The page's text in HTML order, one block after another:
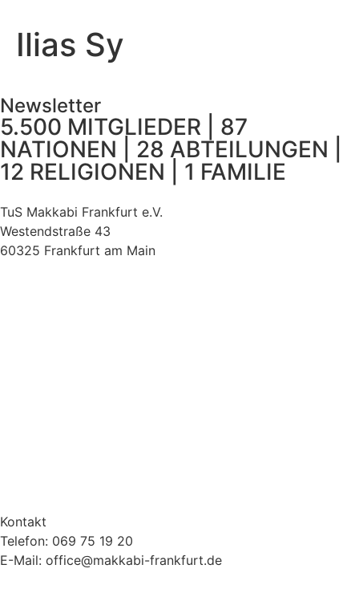
Ilias Sy
Newsletter
5.500 MITGLIEDER | 87
NATIONEN | 28 ABTEILUNGEN |
12 RELIGIONEN | 1 FAMILIE
TuS Makkabi Frankfurt e.V.
Westendstraße 43
60325 Frankfurt am Main
Kontakt
Telefon: 069 75 19 20
E-Mail: office@makkabi-frankfurt.de